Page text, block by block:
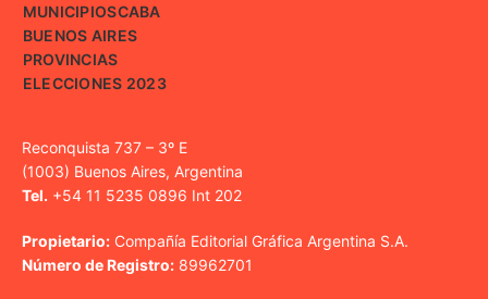
MUNICIPIOSCABA
BUENOS AIRES
PROVINCIAS
ELECCIONES 2023
Reconquista 737 – 3º E
(1003) Buenos Aires, Argentina
Tel. +54 11 5235 0896 Int 202
Propietario: Compañía Editorial Gráfica Argentina S.A.
Número de Registro: 89962701